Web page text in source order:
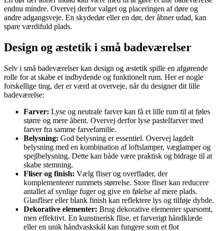
endnu mindre. Overvej derfor valget og placeringen af døre og
andre adgangsveje. En skydedør eller en dør, der åbner udad, kan
spare værdifuld plads.
Design og æstetik i små badeværelser
Selv i små badeværelser kan design og æstetik spille en afgørende
rolle for at skabe et indbydende og funktionelt rum. Her er nogle
forskellige ting, der er værd at overveje, når du designer dit lille
badeværelse:
Farver: Lyse og neutrale farver kan få et lille rum til at føles
større og mere åbent. Overvej derfor lyse pastelfarver med
farver fra samme farvefamilie.
Belysning: God belysning er essentiel. Overvej lagdelt
belysning med en kombination af loftslamper, væglamper og
spejlbelysning. Dette kan både være praktisk og bidrage til at
skabe stemning.
Fliser og finish: Vælg fliser og overflader, der
komplementerer rummets størrelse. Store fliser kan reducere
antallet af synlige fuger og give en følelse af mere plads.
Glasfliser eller blank finish kan reflektere lys og tilføje dybde.
Dekorative elementer: Brug dekorative elementer sparsomt,
men effektivt. En kunstnerisk flise, et farverigt håndklæde
eller en unik håndvaskskål kan fungere som et flot